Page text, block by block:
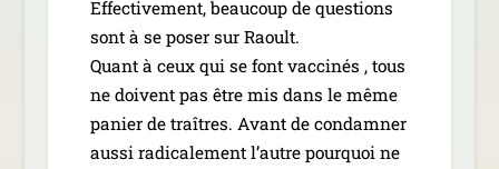
Effectivement, beau­coup de ques­tions
sont à se poser sur Raoult.
Quant à ceux qui se font vac­ci­nés , tous
ne doivent pas être mis dans le même
panier de traîtres. Avant de condam­ner
aus­si radi­ca­le­ment l’autre pour­quoi ne